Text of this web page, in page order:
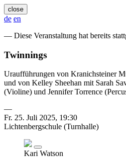
close
de en
— Diese Veranstaltung hat bereits
Twinnings
Uraufführungen von Kranichsteiner
und von Kelley Sheehan mit Sarah
(Violine) und Jennifer Torrence
—
Fr. 25. Juli 2025, 19:30
Lichtenbergschule (Turnhalle)
Kari Watson